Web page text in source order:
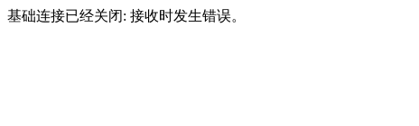
基础连接已经关闭: 接收时发生错误。